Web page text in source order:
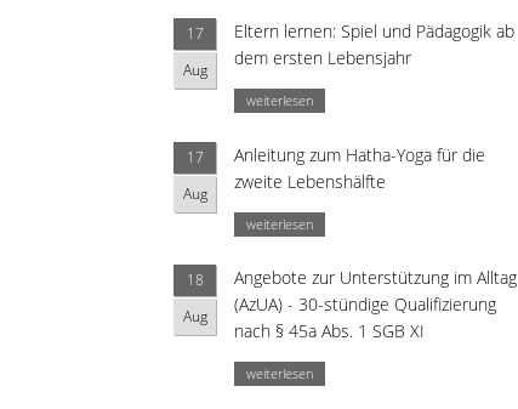
17
Aug
Eltern lernen: Spiel und Pädagogik ab
dem ersten Lebensjahr
weiterlesen
17
Aug
Anleitung zum Hatha-Yoga für die
zweite Lebenshälfte
weiterlesen
18
Aug
Angebote zur Unterstützung im Alltag
(AzUA) - 30-stündige Qualifizierung
nach § 45a Abs. 1 SGB XI
weiterlesen